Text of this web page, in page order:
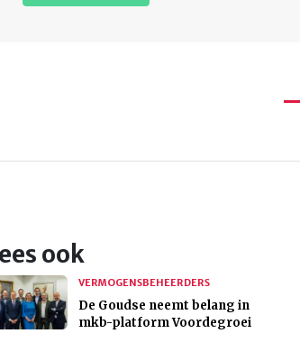
ook
VERMOGENSBEHEERDERS
De Goudse neemt belang in
mkb-platform Voordegroei